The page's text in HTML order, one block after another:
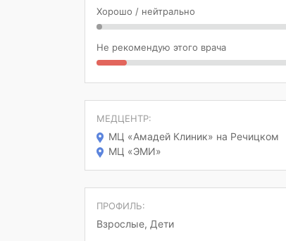
Хорошо / нейтрально
Не рекомендую этого врача
МЕДЦЕНТР:
МЦ «Амадей Клиник» на Речицком
МЦ «ЭМИ»
ПРОФИЛЬ:
Взрослые, Дети